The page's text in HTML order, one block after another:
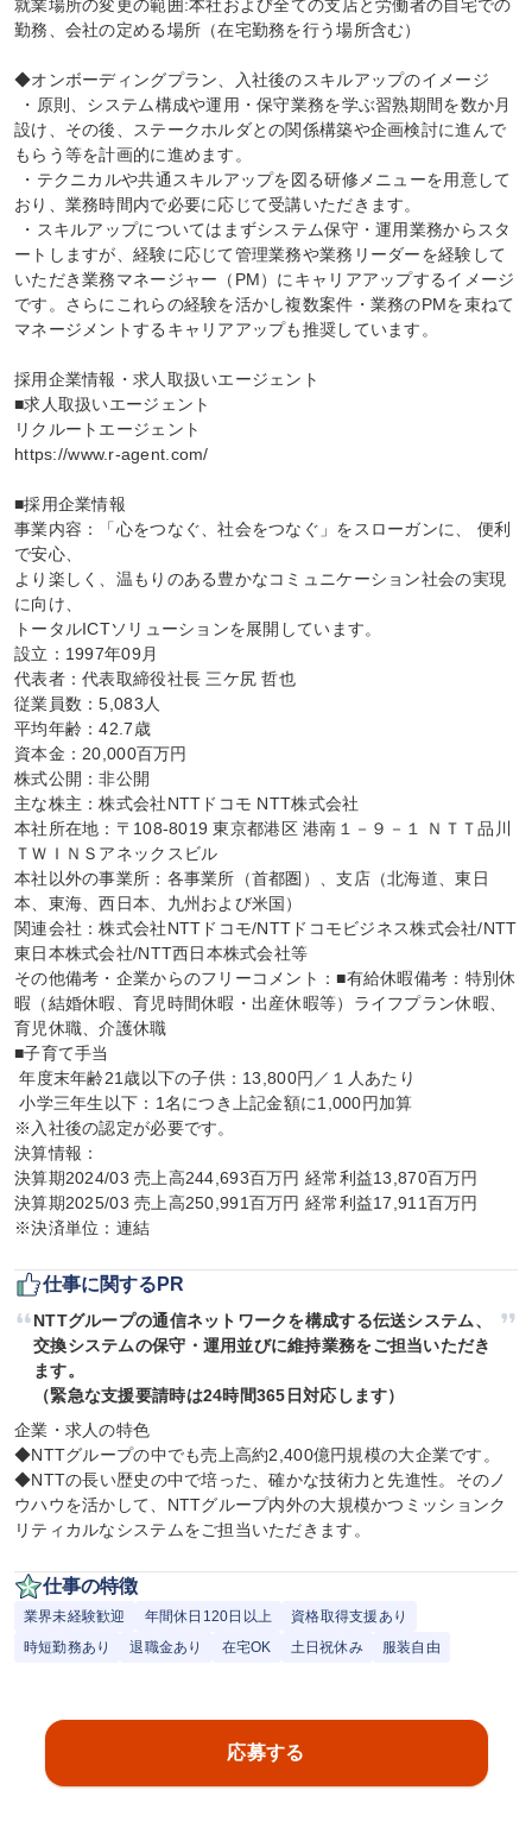
就業場所の変更の範囲:本社および全ての支店と労働者の自宅での
勤務、会社の定める場所（在宅勤務を行う場所含む）
◆オンボーディングプラン、入社後のスキルアップのイメージ
設け、その後、ステークホルダとの関係構築や企画検討に進んで
もらう等を計画的に進めます。
おり、業務時間内で必要に応じて受講いただきます。
ートしますが、経験に応じて管理業務や業務リーダーを経験して
いただき業務マネージャー（PM）にキャリアアップするイメージ
です。さらにこれらの経験を活かし複数案件・業務のPMを束ねて
マネージメントするキャリアアップも推奨しています。
採用企業情報・求人取扱いエージェント
■求人取扱いエージェント
リクルートエージェント
https://www.r-agent.com/
■採用企業情報
事業内容：「心をつなぐ、社会をつなぐ」をスローガンに、 便利
で安心、
より楽しく、温もりのある豊かなコミュニケーション社会の実現
に向け、
トータルICTソリューションを展開しています。
設立：1997年09月
代表者：代表取締役社長 三ケ尻 哲也
従業員数：5,083人
平均年齢：42.7歳
資本金：20,000百万円
株式公開：非公開
主な株主：株式会社NTTドコモ NTT株式会社
本社所在地：〒108-8019 東京都港区 港南１－９－１ ＮＴＴ品川
ＴＷＩＮＳアネックスビル
本社以外の事業所：各事業所（首都圏）、支店（北海道、東日
本、東海、西日本、九州および米国）
関連会社：株式会社NTTドコモ/NTTドコモビジネス株式会社/NTT
東日本株式会社/NTT西日本株式会社等
その他備考・企業からのフリーコメント：■有給休暇備考：特別休
暇（結婚休暇、育児時間休暇・出産休暇等）ライフプラン休暇、
育児休職、介護休職
■子育て手当
年度末年齢21歳以下の子供：13,800円／１人あたり
小学三年生以下：1名につき上記金額に1,000円加算
※入社後の認定が必要です。
決算情報：
決算期2024/03 売上高244,693百万円 経常利益13,870百万円
決算期2025/03 売上高250,991百万円 経常利益17,911百万円
※決済単位：連結
仕事に関するPR
NTTグループの通信ネットワークを構成する伝送システム、
交換システムの保守・運用並びに維持業務をご担当いただき
ます。
（緊急な支援要請時は24時間365日対応します）
企業・求人の特色
◆NTTグループの中でも売上高約2,400億円規模の大企業です。
◆NTTの長い歴史の中で培った、確かな技術力と先進性。そのノ
ウハウを活かして、NTTグループ内外の大規模かつミッションク
リティカルなシステムをご担当いただきます。
仕事の特徴
業界未経験歓迎 年間休日120日以上
資格取得支援あり
時短勤務あり
退職金あり 在宅OK 土日祝休み 服装自由
応募する